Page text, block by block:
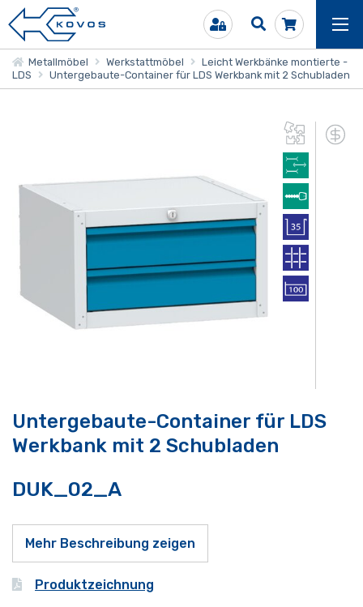
Metallmöbel Werkstattmöbel
Leicht Werkbänke montierte -
LDS
Untergebaute-Container für LDS Werkbank mit 2 Schubladen
Untergebaute-Container für LDS
Werkbank mit 2 Schubladen
DUK_02_A
Mehr Beschreibung zeigen
Produktzeichnung